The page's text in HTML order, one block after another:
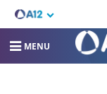
MENU